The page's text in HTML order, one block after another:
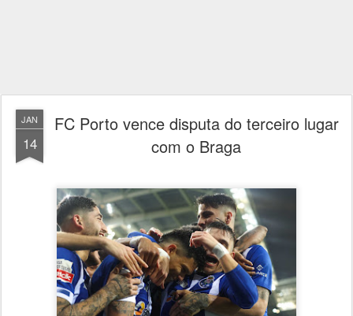
JAN
14
FC Porto vence disputa do terceiro lugar
com o Braga